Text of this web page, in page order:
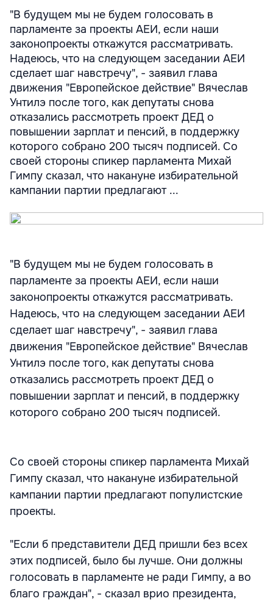
"В будущем мы не будем голосовать в
парламенте за проекты АЕИ, если наши
законопроекты откажутся рассматривать.
Надеюсь, что на следующем заседании АЕИ
сделает шаг навстречу", - заявил глава
движения "Европейское действие" Вячеслав
Унтилэ после того, как депутаты снова
отказались рассмотреть проект ДЕД о
повышении зарплат и пенсий, в поддержку
которого собрано 200 тысяч подписей. Со
своей стороны спикер парламента Михай
Гимпу сказал, что накануне избирательной
кампании партии предлагают ...
"В будущем мы не будем голосовать в
парламенте за проекты АЕИ, если наши
законопроекты откажутся рассматривать.
Надеюсь, что на следующем заседании АЕИ
сделает шаг навстречу", - заявил глава
движения "Европейское действие" Вячеслав
Унтилэ после того, как депутаты снова
отказались рассмотреть проект ДЕД о
повышении зарплат и пенсий, в поддержку
которого собрано 200 тысяч подписей.
Со своей стороны спикер парламента Михай
Гимпу сказал, что накануне избирательной
кампании партии предлагают популистские
проекты.
"Если б представители ДЕД пришли без всех
этих подписей, было бы лучше. Они должны
голосовать в парламенте не ради Гимпу, а во
благо граждан", - сказал врио президента,